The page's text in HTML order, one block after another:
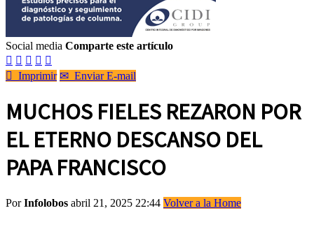
Social media Comparte este artículo
    
 Imprimir ✉ Enviar E-mail
MUCHOS FIELES REZARON POR
EL ETERNO DESCANSO DEL
PAPA FRANCISCO
PorInfolobos abril 21, 2025 22:44 Volver a la Home